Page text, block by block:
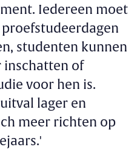
Iedereen moet
studenten kunnen
inschatten of
voor hen is.
lager en
meer richten op